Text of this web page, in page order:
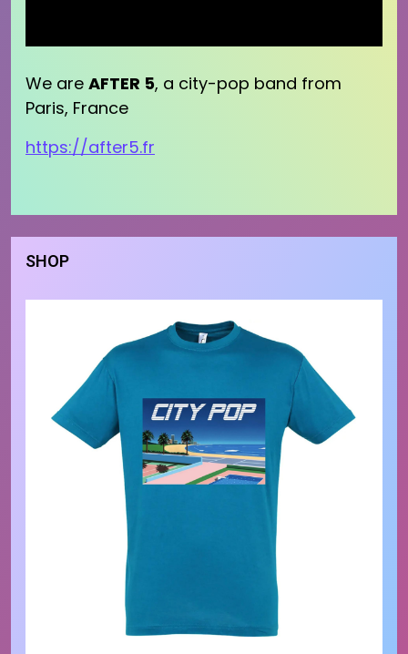
We are AFTER 5, a city-pop band from
Paris, France
https://after5.fr
SHOP